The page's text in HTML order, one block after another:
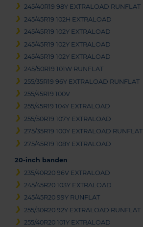
245/40R19 98Y EXTRALOAD RUNFLAT
245/45R19 102H EXTRALOAD
245/45R19 102Y EXTRALOAD
245/45R19 102Y EXTRALOAD
245/45R19 102Y EXTRALOAD
245/50R19 101W RUNFLAT
255/35R19 96Y EXTRALOAD RUNFLAT
255/45R19 100V
255/45R19 104Y EXTRALOAD
255/50R19 107Y EXTRALOAD
275/35R19 100Y EXTRALOAD RUNFLAT
275/45R19 108Y EXTRALOAD
20-inch banden
235/40R20 96V EXTRALOAD
245/45R20 103Y EXTRALOAD
245/45R20 99Y RUNFLAT
255/30R20 92Y EXTRALOAD RUNFLAT
255/40R20 101Y EXTRALOAD